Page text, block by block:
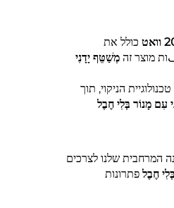
כולל את
מְשַׁטֵּף יָדָנִי
הניקוי, תוך
עִם מָנוֹר בְּלִי חֶבֶל
המרחבית שלנו לצרכים
חֶבֶל פתרונות